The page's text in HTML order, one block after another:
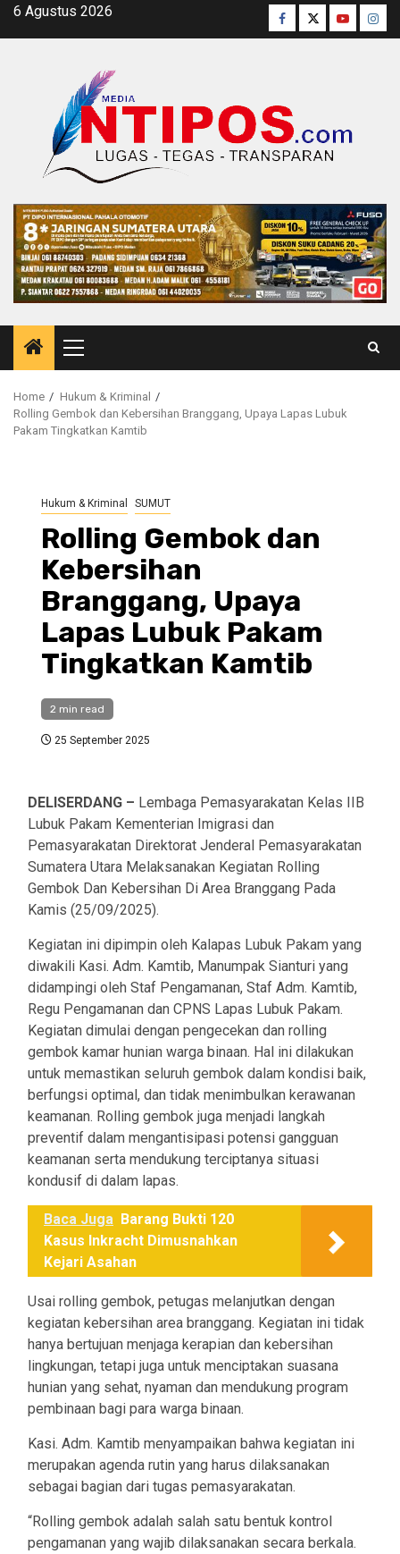
Skip6 Agustus 2026 Facebook
TwitterYoutube
Primary
Menu
Home
Hukum & Kriminal
Rolling Gembok dan Kebersihan Branggang, Upaya Lapas Lubuk
Pakam Tingkatkan Kamtib
Hukum & Kriminal SUMUT
Rolling Gembok dan
Kebersihan
Branggang, Upaya
Lapas Lubuk Pakam
Tingkatkan Kamtib
2 min read
25 September 2025
DELISERDANG – Lembaga Pemasyarakatan Kelas IIB
Lubuk Pakam Kementerian Imigrasi dan
Pemasyarakatan Direktorat Jenderal Pemasyarakatan
Sumatera Utara Melaksanakan Kegiatan Rolling
Gembok Dan Kebersihan Di Area Branggang Pada
Kamis (25/09/2025).
Kegiatan ini dipimpin oleh Kalapas Lubuk Pakam yang
diwakili Kasi. Adm. Kamtib, Manumpak Sianturi yang
didampingi oleh Staf Pengamanan, Staf Adm. Kamtib,
Regu Pengamanan dan CPNS Lapas Lubuk Pakam.
Kegiatan dimulai dengan pengecekan dan rolling
gembok kamar hunian warga binaan. Hal ini dilakukan
untuk memastikan seluruh gembok dalam kondisi baik,
berfungsi optimal, dan tidak menimbulkan kerawanan
keamanan. Rolling gembok juga menjadi langkah
preventif dalam mengantisipasi potensi gangguan
keamanan serta mendukung terciptanya situasi
kondusif di dalam lapas.
Baca Juga Barang Bukti 120
Kasus Inkracht Dimusnahkan
Kejari Asahan
Usai rolling gembok, petugas melanjutkan dengan
kegiatan kebersihan area branggang. Kegiatan ini tidak
hanya bertujuan menjaga kerapian dan kebersihan
lingkungan, tetapi juga untuk menciptakan suasana
hunian yang sehat, nyaman dan mendukung program
pembinaan bagi para warga binaan.
Kasi. Adm. Kamtib menyampaikan bahwa kegiatan ini
merupakan agenda rutin yang harus dilaksanakan
sebagai bagian dari tugas pemasyarakatan.
“Rolling gembok adalah salah satu bentuk kontrol
pengamanan yang wajib dilaksanakan secara berkala.